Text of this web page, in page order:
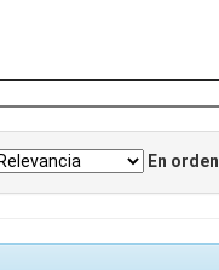
En orden